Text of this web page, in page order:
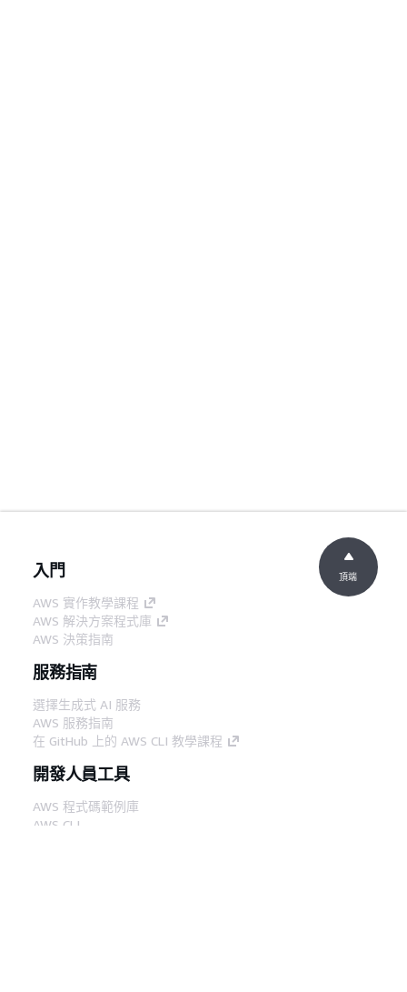
入門
AWS 實作教學課程
AWS 解決方案程式庫
AWS 決策指南
服務指南
選擇生成式 AI 服務
AWS 服務指南
在 GitHub 上的 AWS CLI 教學課程
開發人員工具
AWS 程式碼範例庫
AWS CLI
頂端